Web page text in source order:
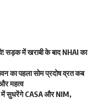
में खराबी के बाद NHAI का
का पहला सोम प्रदोष व्रत कब
महत्व
में सुधरेंगे CASA और NIM,